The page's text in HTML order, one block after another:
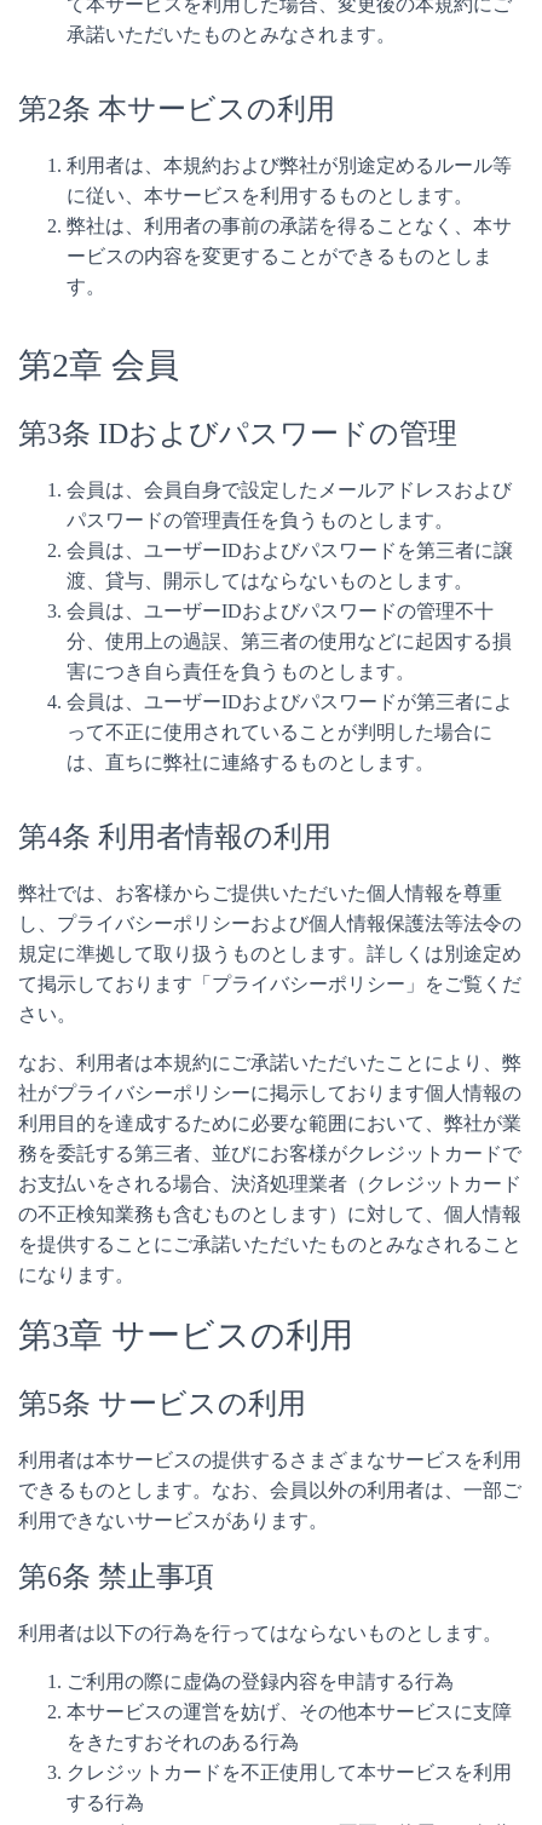
て本サービスを利用した場合、変更後の本規約にご
承諾いただいたものとみなされます。
第2条 本サービスの利用
利用者は、本規約および弊社が別途定めるルール等
に従い、本サービスを利用するものとします。
弊社は、利用者の事前の承諾を得ることなく、本サ
ービスの内容を変更することができるものとしま
す。
第2章 会員
第3条 IDおよびパスワードの管理
会員は、会員自身で設定したメールアドレスおよび
パスワードの管理責任を負うものとします。
会員は、ユーザーIDおよびパスワードを第三者に譲
渡、貸与、開示してはならないものとします。
会員は、ユーザーIDおよびパスワードの管理不十
分、使用上の過誤、第三者の使用などに起因する損
害につき自ら責任を負うものとします。
会員は、ユーザーIDおよびパスワードが第三者によ
って不正に使用されていることが判明した場合に
は、直ちに弊社に連絡するものとします。
第4条 利用者情報の利用
弊社では、お客様からご提供いただいた個人情報を尊重
し、プライバシーポリシーおよび個人情報保護法等法令の
規定に準拠して取り扱うものとします。詳しくは別途定め
て掲示しております「プライバシーポリシー」をご覧くだ
さい。
なお、利用者は本規約にご承諾いただいたことにより、弊
社がプライバシーポリシーに掲示しております個人情報の
利用目的を達成するために必要な範囲において、弊社が業
務を委託する第三者、並びにお客様がクレジットカードで
お支払いをされる場合、決済処理業者（クレジットカード
の不正検知業務も含むものとします）に対して、個人情報
を提供することにご承諾いただいたものとみなされること
になります。
第3章 サービスの利用
第5条 サービスの利用
利用者は本サービスの提供するさまざまなサービスを利用
できるものとします。なお、会員以外の利用者は、一部ご
利用できないサービスがあります。
第6条 禁止事項
利用者は以下の行為を行ってはならないものとします。
ご利用の際に虚偽の登録内容を申請する行為
本サービスの運営を妨げ、その他本サービスに支障
をきたすおそれのある行為
クレジットカードを不正使用して本サービスを利用
する行為